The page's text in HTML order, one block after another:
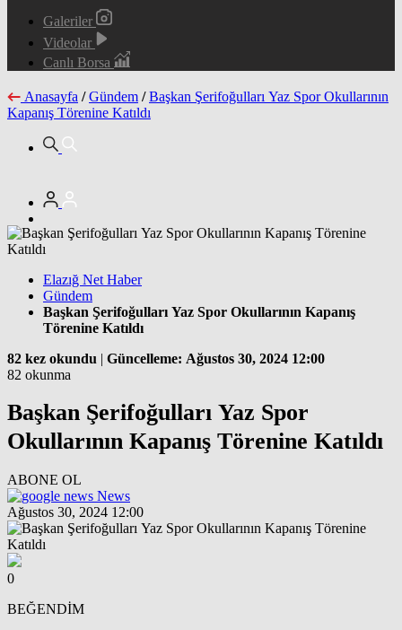
Galeriler
Videolar
Canlı Borsa
Anasayfa / Gündem / Başkan Şerifoğulları Yaz Spor Okullarının
Kapanış Törenine Katıldı
Elazığ Net Haber
Gündem
Başkan Şerifoğulları Yaz Spor Okullarının Kapanış
Törenine Katıldı
82 kez okundu | Güncelleme: Ağustos 30, 2024 12:00
82 okunma
Başkan Şerifoğulları Yaz Spor
Okullarının Kapanış Törenine Katıldı
ABONE OL
News
Ağustos 30, 2024 12:00
0
BEĞENDİM